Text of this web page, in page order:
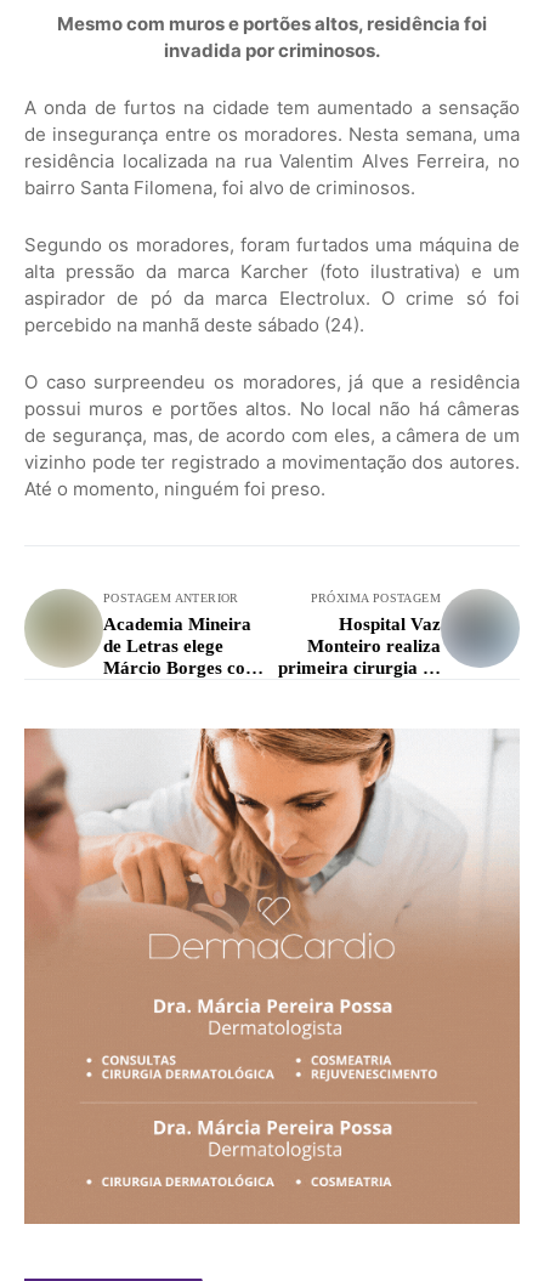
Mesmo com muros e portões altos, residência foi
invadida por criminosos.
A onda de furtos na cidade tem aumentado a sensação
de insegurança entre os moradores. Nesta semana, uma
residência localizada na rua Valentim Alves Ferreira, no
bairro Santa Filomena, foi alvo de criminosos.
Segundo os moradores, foram furtados uma máquina de
alta pressão da marca Karcher (foto ilustrativa) e um
aspirador de pó da marca Electrolux. O crime só foi
percebido na manhã deste sábado (24).
O caso surpreendeu os moradores, já que a residência
possui muros e portões altos. No local não há câmeras
de segurança, mas, de acordo com eles, a câmera de um
vizinho pode ter registrado a movimentação dos autores.
Até o momento, ninguém foi preso.
POSTAGEM ANTERIOR
Academia Mineira
de Letras elege
Márcio Borges como
PRÓXIMA POSTAGEM
Hospital Vaz
Monteiro realiza
primeira cirurgia de